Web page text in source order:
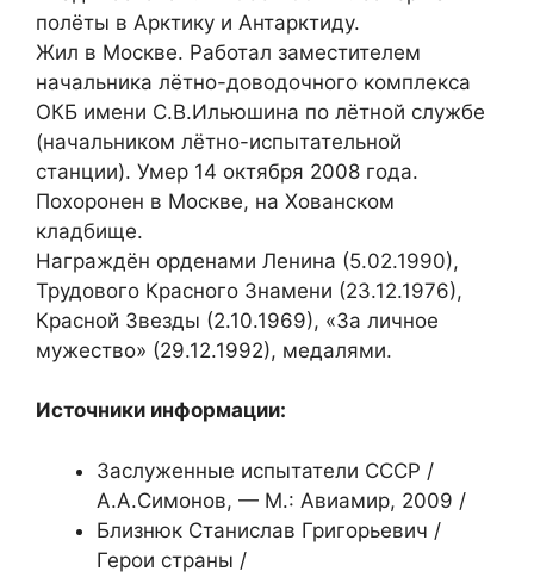
полёты в Арктику и Антарктиду.
Жил в Москве. Работал заместителем
начальника лётно-доводочного комплекса
ОКБ имени С.В.Ильюшина по лётной службе
(начальником лётно-испытательной
станции). Умер 14 октября 2008 года.
Похоронен в Москве, на Хованском
кладбище.
Награждён орденами Ленина (5.02.1990),
Трудового Красного Знамени (23.12.1976),
Красной Звезды (2.10.1969), «За личное
мужество» (29.12.1992), медалями.
Источники информации:
Заслуженные испытатели СССР /
А.А.Симонов, — М.: Авиамир, 2009 /
Близнюк Станислав Григорьевич /
Герои страны /